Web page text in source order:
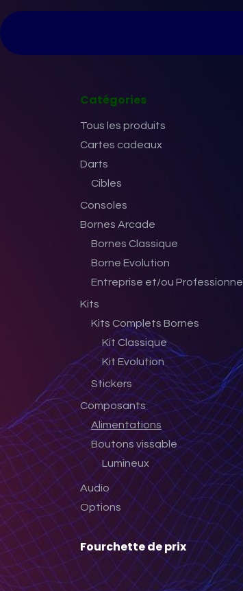
Se rendre au contenu
Catégories
Tous les produits
Cartes cadeaux
Darts
Cibles
Consoles
Bornes Arcade
Bornes Classique
Borne Evolution
Entreprise et/ou Professionnel
Kits
Kits Complets Bornes
Kit Classique
Kit Evolution
Stickers
Composants
Alimentations
Boutons vissable
Lumineux
Audio
Options
Fourchette de prix